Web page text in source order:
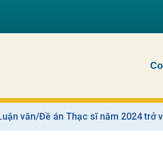
văn/Đề án Thạc sĩ năm 2024 trở